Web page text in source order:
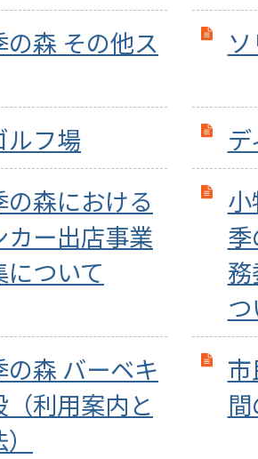
森 その他ス
ルフ場
森における
カー出店事業
ついて
森 バーベキ
（利用案内と